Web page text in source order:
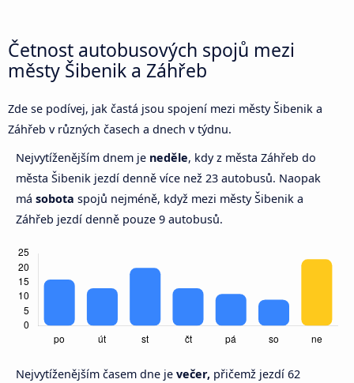
Četnost autobusových spojů mezi
městy Šibenik a Záhřeb
Zde se podívej, jak častá jsou spojení mezi městy Šibenik a
Záhřeb v různých časech a dnech v týdnu.
Nejvytíženějším dnem je neděle, kdy z města Záhřeb do
města Šibenik jezdí denně více než 23 autobusů. Naopak
má sobota spojů nejméně, když mezi městy Šibenik a
Záhřeb jezdí denně pouze 9 autobusů.
Nejvytíženějším časem dne je večer, přičemž jezdí 62